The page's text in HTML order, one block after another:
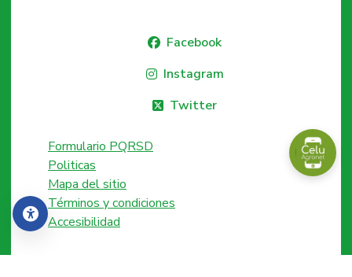
Accesibilidad
Facebook
Instagram
Twitter
Formulario PQRSD
Politicas
Mapa del sitio
Términos y condiciones
Accesibilidad